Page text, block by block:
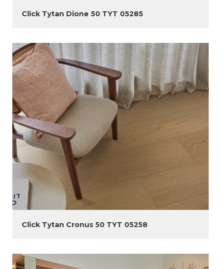
Click Tytan Dione 50 TYT 05285
Click Tytan Cronus 50 TYT 05258